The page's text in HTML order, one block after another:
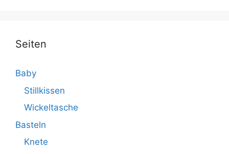
Seiten
Baby
Stillkissen
Wickeltasche
Basteln
Knete